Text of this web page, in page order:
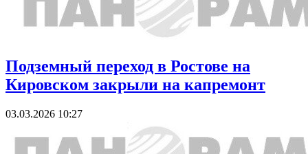
Подземный переход в Ростове на
Кировском закрыли на капремонт
03.03.2026 10:27